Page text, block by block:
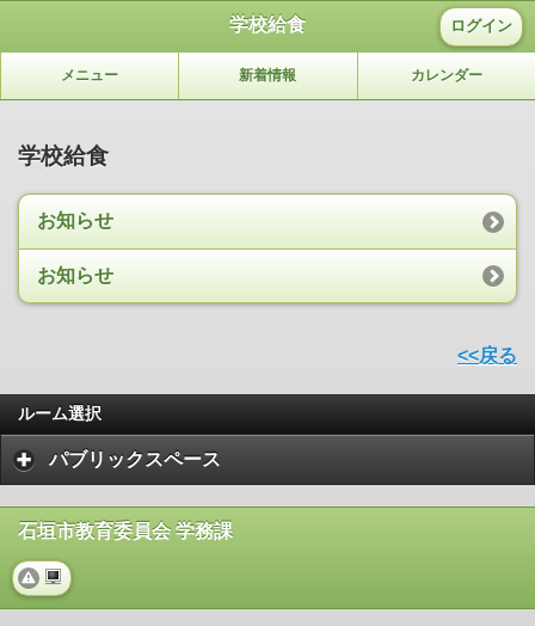
学校給食 ログイン
メニュー 新着情報 カレンダー
学校給食
お知らせ
お知らせ
<<戻る
ルーム選択
パブリックスペース
石垣市教育委員会 学務課